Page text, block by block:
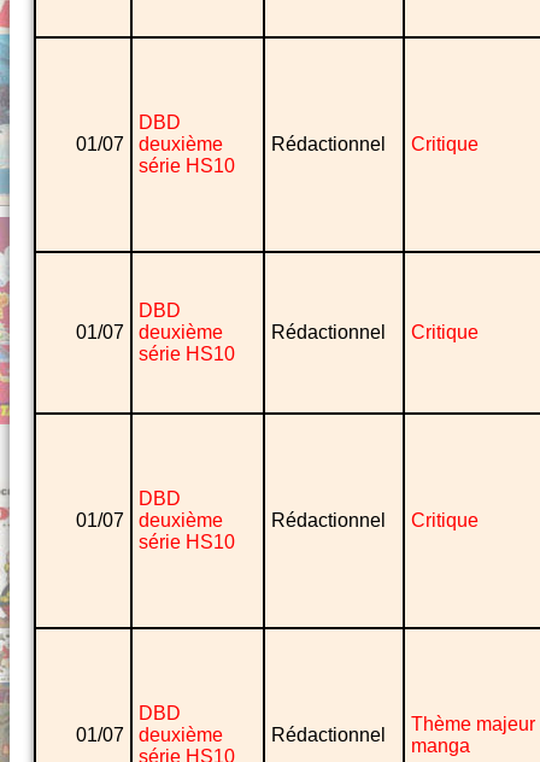
01/07
DBD
deuxième
série HS10
Rédactionnel Critique
01/07
DBD
deuxième
série HS10
Rédactionnel Critique
01/07
DBD
deuxième
série HS10
Rédactionnel Critique
01/07
DBD
deuxième
série HS10
Rédactionnel
Thème majeur
manga